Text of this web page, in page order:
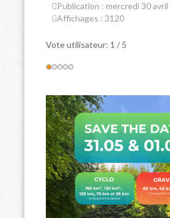
Publication : mercredi 30
Affichages : 3120
Vote utilisateur: 1 / 5